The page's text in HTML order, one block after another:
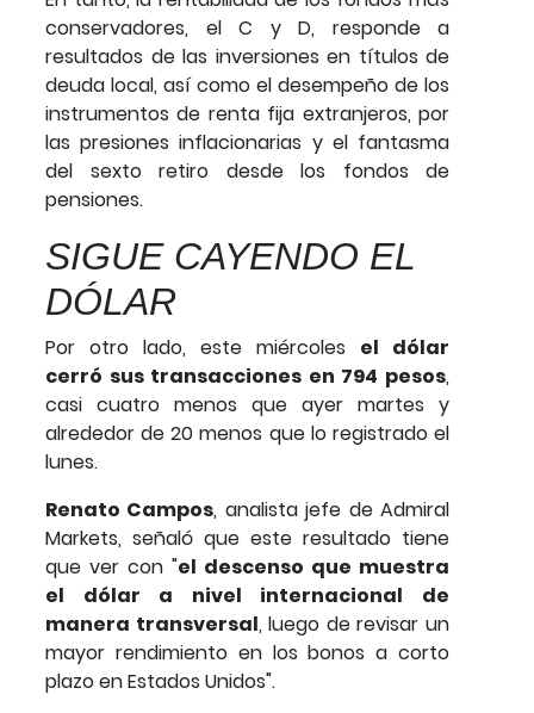
conservadores, el C y D, responde a
resultados de las inversiones en títulos de
deuda local, así como el desempeño de los
instrumentos de renta fija extranjeros, por
las presiones inflacionarias y el fantasma
del sexto retiro desde los fondos de
pensiones.
SIGUE CAYENDO EL
DÓLAR
Por otro lado, este miércoles el dólar
cerró sus transacciones en 794 pesos,
casi cuatro menos que ayer martes y
alrededor de 20 menos que lo registrado el
lunes.
Renato Campos, analista jefe de Admiral
Markets, señaló que este resultado tiene
que ver con "el descenso que muestra
el dólar a nivel internacional de
manera transversal, luego de revisar un
mayor rendimiento en los bonos a corto
plazo en Estados Unidos".